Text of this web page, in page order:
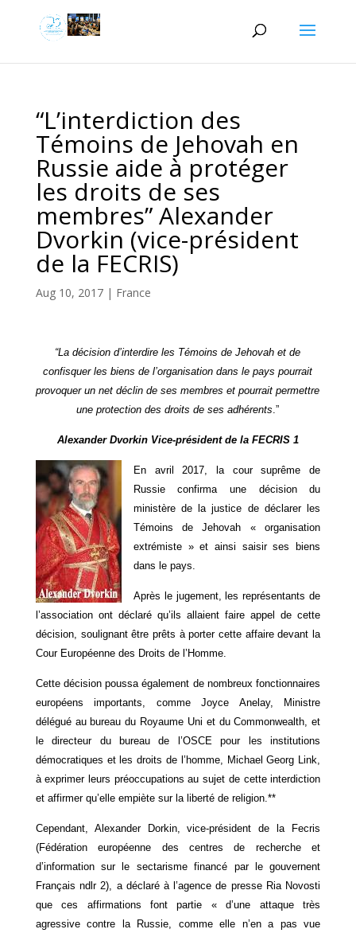
“L’interdiction des
Témoins de Jehovah en
Russie aide à protéger
les droits de ses
membres” Alexander
Dvorkin (vice-président
de la FECRIS)
Aug 10, 2017| France
“La décision d’interdire les Témoins de Jehovah et de
confisquer les biens de l’organisation dans le pays pourrait
provoquer un net déclin de ses membres et pourrait permettre
une protection des droits de ses adhérents.”
Alexander Dvorkin Vice-président de la FECRIS 1
En avril 2017, la cour suprême de
Russie confirma une décision du
ministère de la justice de déclarer les
Témoins de Jehovah « organisation
extrémiste » et ainsi saisir ses biens
dans le pays.
Après le jugement, les représentants de
l’association ont déclaré qu’ils allaient faire appel de cette
décision, soulignant être prêts à porter cette affaire devant la
Cour Européenne des Droits de l’Homme.
Cette décision poussa également de nombreux fonctionnaires
européens importants, comme Joyce Anelay, Ministre
délégué au bureau du Royaume Uni et du Commonwealth, et
le directeur du bureau de l’OSCE pour les institutions
démocratiques et les droits de l’homme, Michael Georg Link,
à exprimer leurs préoccupations au sujet de cette interdiction
et affirmer qu’elle empiète sur la liberté de religion.**
Cependant, Alexander Dorkin, vice-président de la Fecris
(Fédération européenne des centres de recherche et
d’information sur le sectarisme financé par le gouvernent
Français ndlr 2), a déclaré à l’agence de presse Ria Novosti
que ces affirmations font partie « d’une attaque très
agressive contre la Russie, comme elle n’en a pas vue